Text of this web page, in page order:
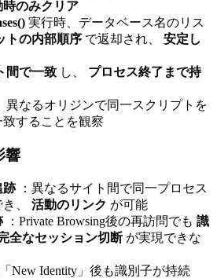
のみクリア
実行時、データベース名のリス
トの内部順序 で返却され、 安定し
間で一致 し、 プロセス終了まで持
異なるオリジンで同一スクリプトを
することを観察
響
跡：異なるサイト間で同一プロセス
、 活動のリンク が可能
：Private Browsing後の再訪問でも 識
全なセッション切断が実現できな
New Identity」後も識別子が持続